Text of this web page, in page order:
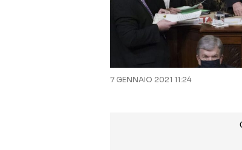
7 GENNAIO 2021 11:24